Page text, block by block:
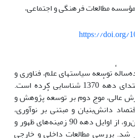
مطالعات فرهنگی و اجتماعی،
https://doi.org/
توسعه سیاست‍های علم، فناوری و
نوآوری در ایران را از ابتدای دههٔ 1370 شناسایی کرده است.
عالی، موج دوم بر توسعهٔ پژوهش و
دانش‌بنیان و مبتنی بر نوآوری،
تمرکز داشته است. از این‌رو، از اوایل دهه 90 زمینه‌های ظهور و
شد. بررسی مطالعات داخلی و خارجی